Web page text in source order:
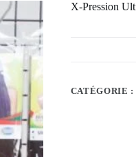
X-Pression
CATÉGORIE :